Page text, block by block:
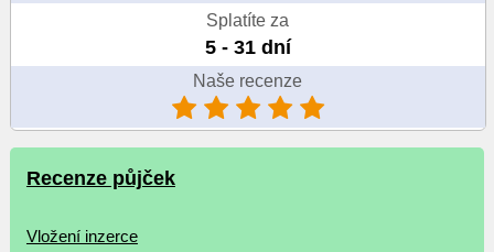
Splatíte za
5 - 31 dní
Naše recenze
Recenze půjček
Vložení inzerce